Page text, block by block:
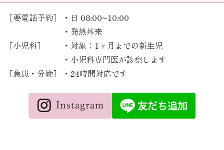
［要電話予約］
・日 08:00~10:00
・発熱外来
［小児科］
・対象：1ヶ月までの新生児
・小児科専門医が診察します
［急患・分娩］
・24時間対応です